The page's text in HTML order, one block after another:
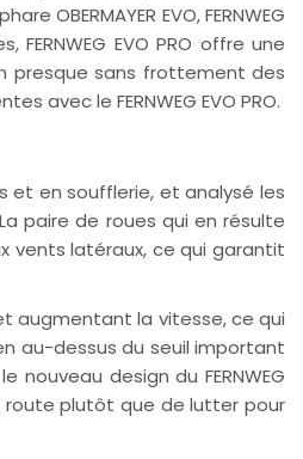
EVO, FERNWEG
EVO PRO offre une
presque sans frottement des
le FERNWEG EVO PRO.
et en soufflerie, et analysé les
paire de roues qui en résulte
vents latéraux, ce qui garantit
augmentant la vitesse, ce qui
au-dessus du seuil important
design du FERNWEG
route plutôt que de lutter pour